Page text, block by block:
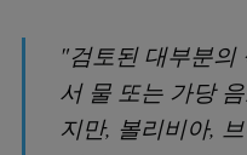
"검토된 대부분의
서 물 또는 가당
지만, 볼리비아,